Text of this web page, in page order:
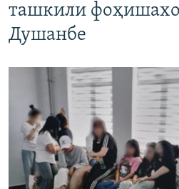
ташкили
Душанбе